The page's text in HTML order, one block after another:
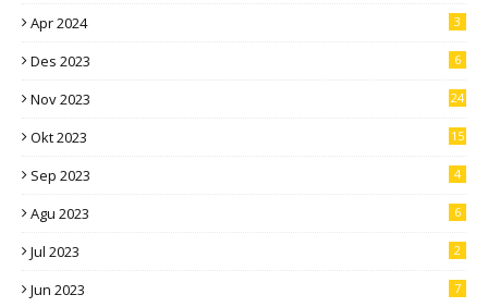
Apr 2024 3
Des 2023 6
Nov 2023 24
Okt 2023 15
Sep 2023 4
Agu 2023 6
Jul 2023 2
Jun 2023 7